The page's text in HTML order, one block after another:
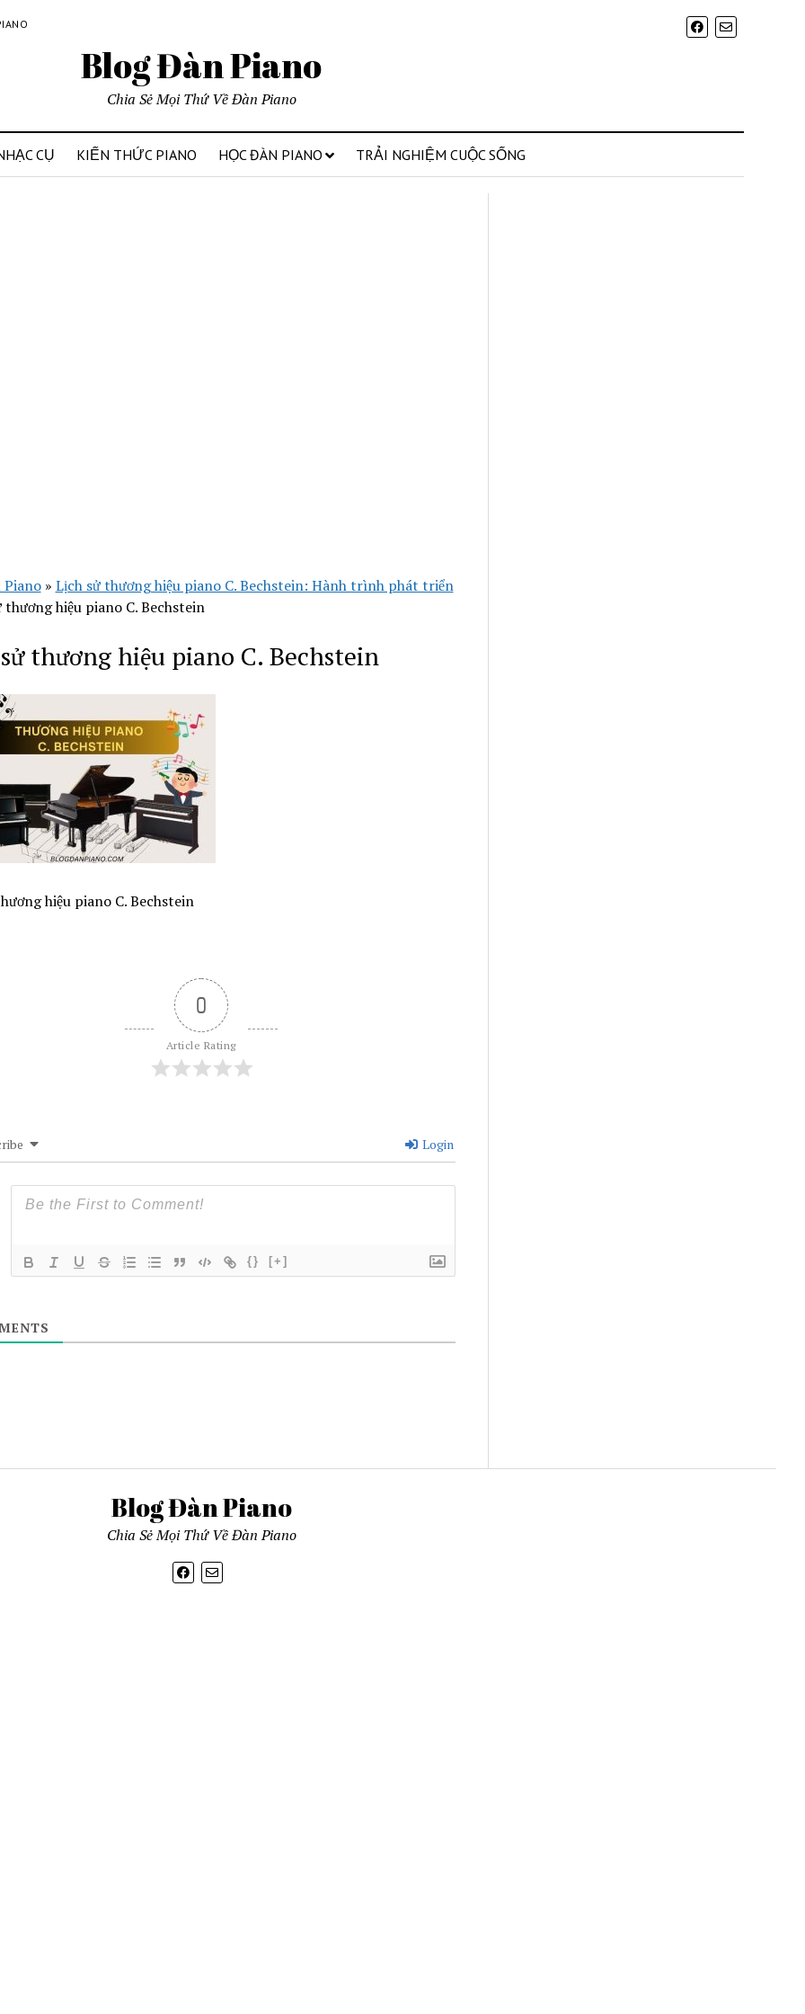
Blog Đàn Piano
Chia Sẻ Mọi Thứ Về Đàn Piano
CỤ KIẾN THỨC PIANO HỌC ĐÀN PIANO TRẢI NGHIỆM CUỘC SỐNG
» Lịch sử thương hiệu piano C. Bechstein: Hành trình phát triển
thương hiệu piano C. Bechstein
thương hiệu piano C. Bechstein
hiệu piano C. Bechstein
0
Article Rating
Login
{} [+]
Blog Đàn Piano
Chia Sẻ Mọi Thứ Về Đàn Piano